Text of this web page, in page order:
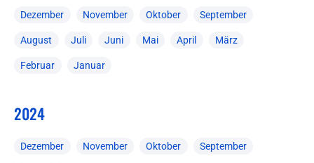
Dezember November Oktober September
August Juli Juni Mai April März
Februar Januar
2024
Dezember November Oktober September